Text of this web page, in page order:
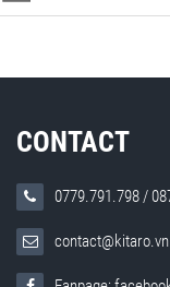
CONTACT
0779.791.798/
contact@kitaro.vn